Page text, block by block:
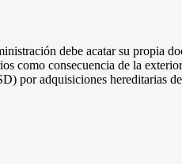
debe acatar su propia
como consecuencia de la
por adquisiciones hereditarias